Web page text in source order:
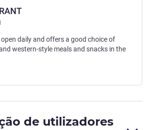
daily and offers a good choice of
western-style meals and snacks in the
de utilizadores